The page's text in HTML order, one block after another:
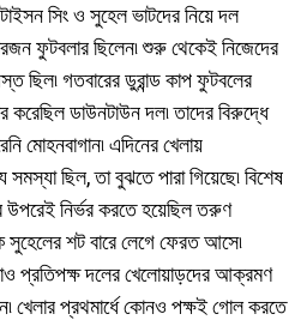
সিং ও সুহেল ভাটদের নিয়ে দল
ফুটবলার ছিলেন৷ শুরু থেকেই নিজেদের
ছিল৷ গতবারের ডুরান্ড কাপ ফুটবলের
করেছিল ডাউনটাউন দল৷ তাদের বিরুদ্ধে
মোহনবাগান৷ এদিনের খেলায়
ছিল, তা বুঝতে পারা গিয়েছে৷ বিশেষ
উপরেই নির্ভর করতে হয়েছিল তরুণ
সুহেলের শট বারে লেগে ফেরত আসে৷
প্রতিপক্ষ দলের খেলোয়াড়দের আক্রমণ
খেলার প্রথমার্ধে কোনও পক্ষই গোল করতে